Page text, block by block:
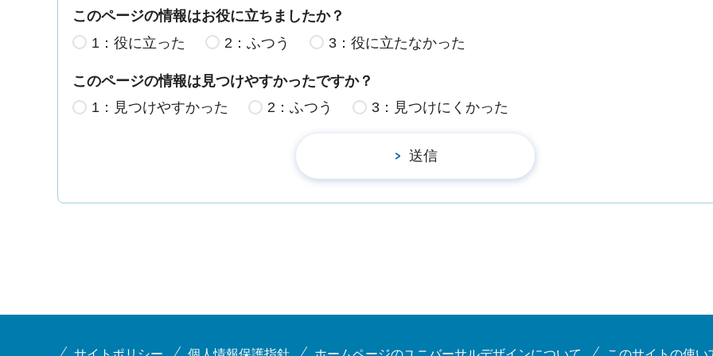
このページの情報はお役に立ちましたか？
1：役に立った
2：ふつう 3：役に立たなかった
このページの情報は見つけやすかったですか？
1：見つけやすかった
2：ふつう 3：見つけにくかった